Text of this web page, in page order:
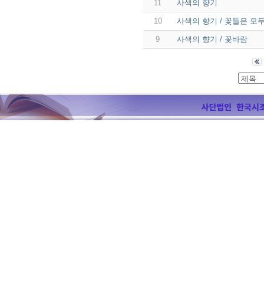
11 사색의 향기
10 사색의 향기 / 꽃들은 모
9 사색의 향기 / 꽃바람